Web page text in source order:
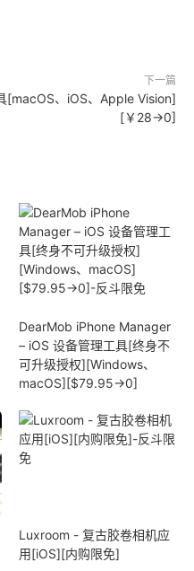
下一篇
[macOS、iOS、Apple Vision]
[￥28→0]
DearMob iPhone Manager
– iOS 设备管理工具[终身不
可升级授权][Windows、
macOS][$79.95→0]
Luxroom - 复古胶卷相机应
用[iOS][内购限免]